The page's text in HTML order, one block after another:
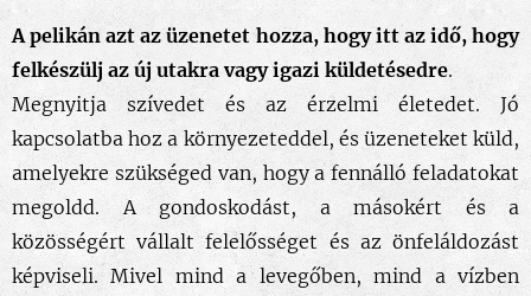
A pelikán azt az üzenetet hozza, hogy itt az idő, hogy
felkészülj az új utakra vagy igazi küldetésedre.
Megnyitja szívedet és az érzelmi életedet. Jó
kapcsolatba hoz a környezeteddel, és üzeneteket küld,
amelyekre szükséged van, hogy a fennálló feladatokat
megoldd. A gondoskodást, a másokért és a
közösségért vállalt felelősséget és az önfeláldozást
képviseli. Mivel mind a levegőben, mind a vízben